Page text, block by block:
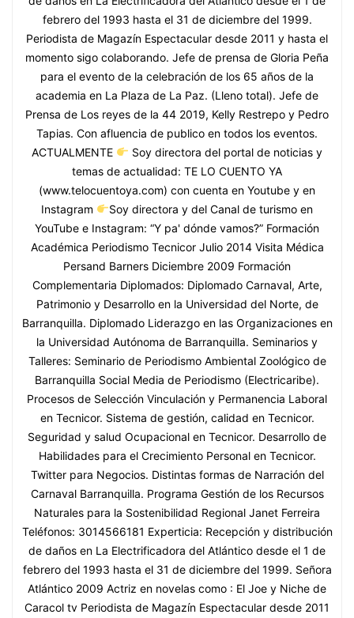
febrero del 1993 hasta el 31 de diciembre del 1999.
Periodista de Magazín Espectacular desde 2011 y hasta el
momento sigo colaborando. Jefe de prensa de Gloria Peña
para el evento de la celebración de los 65 años de la
academia en La Plaza de La Paz. (Lleno total). Jefe de
Prensa de Los reyes de la 44 2019, Kelly Restrepo y Pedro
Tapias. Con afluencia de publico en todos los eventos.
ACTUALMENTE
Soy directora del portal de noticias y
temas de actualidad: TE LO CUENTO YA
(www.telocuentoya.com) con cuenta en Youtube y en
Instagram
Soy directora y del Canal de turismo en
YouTube e Instagram: “Y pa' dónde vamos?” Formación
Académica Periodismo Tecnicor Julio 2014 Visita Médica
Persand Barners Diciembre 2009 Formación
Complementaria Diplomados: Diplomado Carnaval, Arte,
Patrimonio y Desarrollo en la Universidad del Norte, de
Barranquilla. Diplomado Liderazgo en las Organizaciones en
la Universidad Autónoma de Barranquilla. Seminarios y
Talleres: Seminario de Periodismo Ambiental Zoológico de
Barranquilla Social Media de Periodismo (Electricaribe).
Procesos de Selección Vinculación y Permanencia Laboral
en Tecnicor. Sistema de gestión, calidad en Tecnicor.
Seguridad y salud Ocupacional en Tecnicor. Desarrollo de
Habilidades para el Crecimiento Personal en Tecnicor.
Twitter para Negocios. Distintas formas de Narración del
Carnaval Barranquilla. Programa Gestión de los Recursos
Naturales para la Sostenibilidad Regional Janet Ferreira
Teléfonos: 3014566181 Experticia: Recepción y distribución
de daños en La Electrificadora del Atlántico desde el 1 de
febrero del 1993 hasta el 31 de diciembre del 1999. Señora
Atlántico 2009 Actriz en novelas como : El Joe y Niche de
Caracol tv Periodista de Magazín Espectacular desde 2011